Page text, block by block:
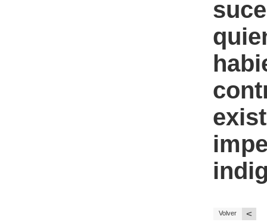
Volver <